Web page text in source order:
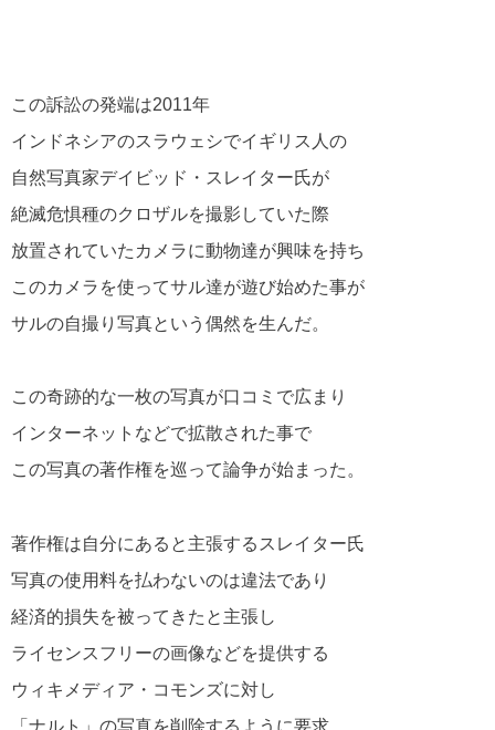
この訴訟の発端は2011年
インドネシアのスラウェシでイギリス人の
自然写真家デイビッド・スレイター氏が
絶滅危惧種のクロザルを撮影していた際
放置されていたカメラに動物達が興味を持ち
このカメラを使ってサル達が遊び始めた事が
サルの自撮り写真という偶然を生んだ。
この奇跡的な一枚の写真が口コミで広まり
インターネットなどで拡散された事で
この写真の著作権を巡って論争が始まった。
著作権は自分にあると主張するスレイター氏
写真の使用料を払わないのは違法であり
経済的損失を被ってきたと主張し
ライセンスフリーの画像などを提供する
ウィキメディア・コモンズに対し
「ナルト」の写真を削除するように要求